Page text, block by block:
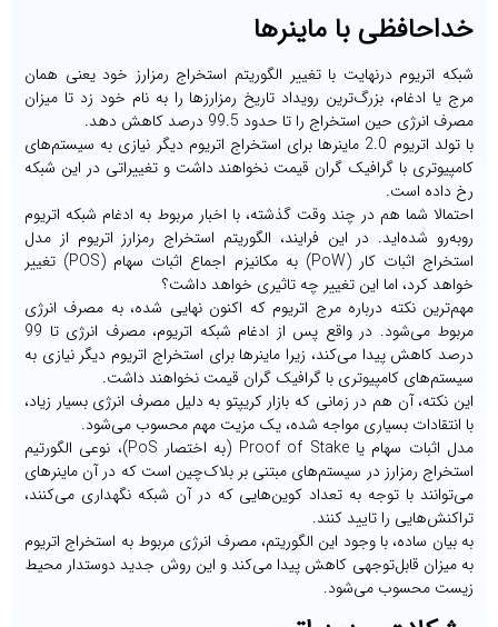
خداحافظی با ماینرها
شبکه اتریوم درنهایت با تغییر الگوریتم استخراج رمزارز خود یعنی همان
مرج یا ادغام، بزرگ‌ترین رویداد تاریخ رمزارزها را به نام خود زد تا میزان
مصرف انرژی حین استخراج را تا حدود 99.5 درصد کاهش دهد.
با تولد اتریوم 2.0 ماینرها برای استخراج اتریوم دیگر نیازی به سیستم‌های
کامپیوتری با گرافیک گران قیمت نخواهند داشت و تغییراتی در این شبکه
رخ داده است.
احتمالا شما هم در چند وقت گذشته، با اخبار مربوط به ادغام شبکه اتریوم
روبه‌رو شده‌اید. در این فرایند، الگوریتم استخراج رمزارز اتریوم از مدل
استخراج اثبات کار (PoW) به مکانیزم اجماع اثبات سهام (POS) تغییر
خواهد کرد، اما این تغییر چه تاثیری خواهد داشت؟
مهم‌ترین نکته درباره مرج اتریوم که اکنون نهایی شده، به مصرف انرژی
مربوط می‌شود. در واقع پس از ادغام شبکه اتریوم، مصرف انرژی تا 99
درصد کاهش پیدا می‌کند، زیرا ماینرها برای استخراج اتریوم دیگر نیازی به
سیستم‌های کامپیوتری با گرافیک گران قیمت نخواهند داشت.
این نکته، آن هم در زمانی که بازار کریپتو به دلیل مصرف انرژی بسیار زیاد،
با انتقادات بسیاری مواجه شده، یک مزیت مهم محسوب می‌شود.
مدل اثبات سهام یا Proof of Stake (به اختصار PoS)، نوعی الگورتیم
استخراج رمزارز در سیستم‌های مبتنی بر بلاک‌چین است که در آن ماینرهای
می‌توانند با توجه به تعداد کوین‌هایی که در آن شبکه نگهداری می‌کنند،
تراکنش‌هایی را تایید کنند.
به بیان ساده، با وجود این الگوریتم، مصرف انرژی مربوط به استخراج اتریوم
به میزان قابل‌توجهی کاهش پیدا می‌کند و این روش جدید دوستدار محیط
زیست محسوب می‌شود.